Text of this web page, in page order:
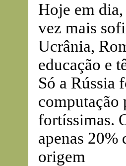
Hoje em
vez mais
Ucrânia,
educação e
Só a Rússia
computação
fortíssimas.
apenas 20%
origem